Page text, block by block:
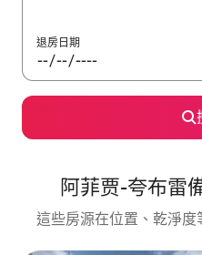
退房日期
阿菲贾-夸布雷
這些房源在位置、乾淨度